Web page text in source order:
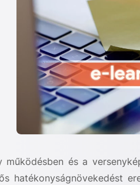
és a
hatékonyságnövekedést